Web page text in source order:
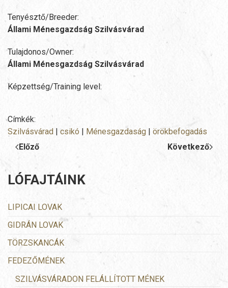
Tenyésztő/Breeder:
Állami Ménesgazdság Szilvásvárad
Tulajdonos/Owner:
Állami Ménesgazdság Szilvásvárad
Képzettség/Training level:
Címkék:
Szilvásvárad | csikó | Ménesgazdaság | örökbefogadás
Előző
Következő
LÓFAJTÁINK
LIPICAI LOVAK
GIDRÁN LOVAK
TÖRZSKANCÁK
FEDEZŐMÉNEK
SZILVÁSVÁRADON FELÁLLÍTOTT MÉNEK